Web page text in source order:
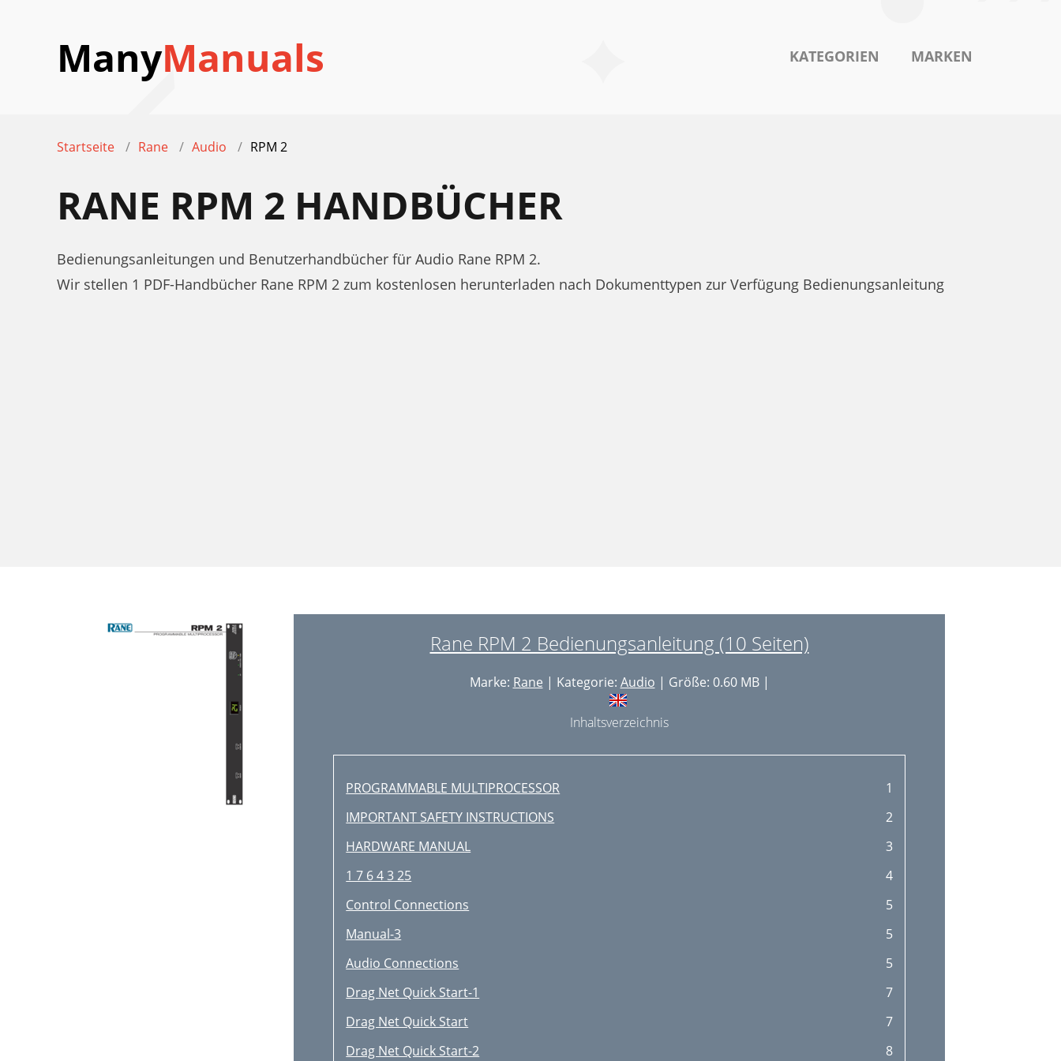
ManyManuals KATEGORIEN MARKEN
Startseite Rane Audio RPM 2
RANE RPM 2 HANDBÜCHER
Bedienungsanleitungen und Benutzerhandbücher für Audio Rane RPM 2.
Wir stellen 1 PDF-Handbücher Rane RPM 2 zum kostenlosen herunterladen nach Dokumenttypen zur Verfügung Bedienungsanleitung
Rane RPM 2 Bedienungsanleitung (10 Seiten)
Marke: Rane | Kategorie: Audio | Größe: 0.60 MB |
Inhaltsverzeichnis
PROGRAMMABLE MULTIPROCESSOR
1
IMPORTANT SAFETY INSTRUCTIONS
2
HARDWARE MANUAL
3
1 7 6 4 3 25
4
Control Connections
5
Manual-3
5
Audio Connections
5
Drag Net Quick Start-1
7
Drag Net Quick Start
7
Drag Net Quick Start-2
8